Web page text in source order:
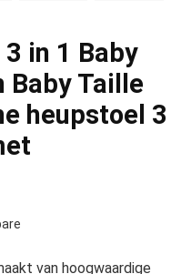
in 1 Baby
Baby Taille
heupstoel 3
van hoogwaardige